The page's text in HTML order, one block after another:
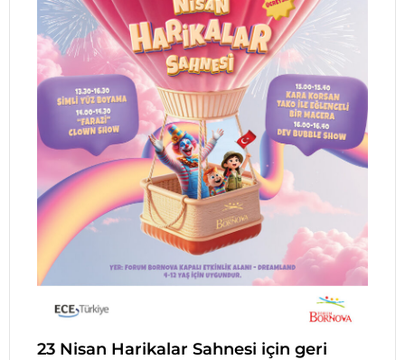
23 Nisan Harikalar Sahnesi için geri